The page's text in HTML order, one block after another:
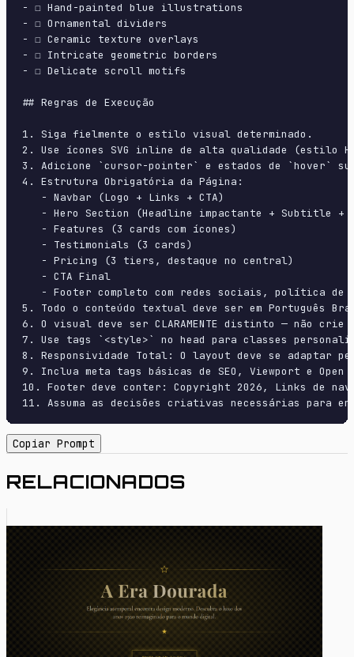
- ☐ Hand-painted blue illustrations
- ☐ Ornamental dividers
- ☐ Ceramic texture overlays
- ☐ Intricate geometric borders
- ☐ Delicate scroll motifs
## Regras de Execução
1. Siga fielmente o estilo visual determinado.
2. Use ícones SVG inline de alta qualidade (estilo
3. Adicione `cursor-pointer` e estados de `hover`
4. Estrutura Obrigatória da Página:
   - Navbar (Logo + Links + CTA)
- Hero Section (Headline impactante + Subtitle +
   - Features (3 cards com ícones)
   - Testimonials (3 cards)
   - Pricing (3 tiers, destaque no central)
   - CTA Final
- Footer completo com redes sociais, política
5. Todo o conteúdo textual deve ser em Português
6. O visual deve ser CLARAMENTE distinto — não
7. Use tags `<style>` no head para classes
8. Responsividade Total: O layout deve se adaptar
9. Inclua meta tags básicas de SEO, Viewport e Open
10. Footer deve conter: Copyright 2026, Links de
11. Assuma as decisões criativas necessárias para
Copiar Prompt
RELACIONADOS